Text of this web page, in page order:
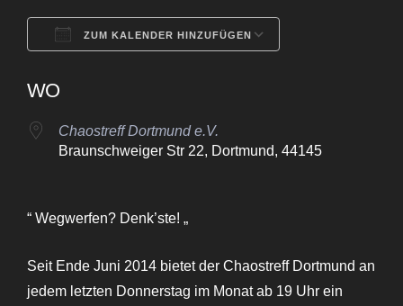
ZUM KALENDER HINZUFÜGEN
WO
Chaostreff Dortmund e.V.
Braunschweiger Str 22, Dortmund, 44145
“ Wegwerfen? Denk’ste! „
Seit Ende Juni 2014 bietet der Chaostreff Dortmund an
jedem letzten Donnerstag im Monat ab 19 Uhr ein